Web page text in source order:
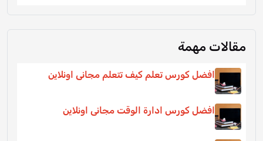
مقالات مهمة
افضل كورس تعلم كيف تتعلم مجانى اونلاين
افضل كورس ادارة الوقت مجانى اونلاين